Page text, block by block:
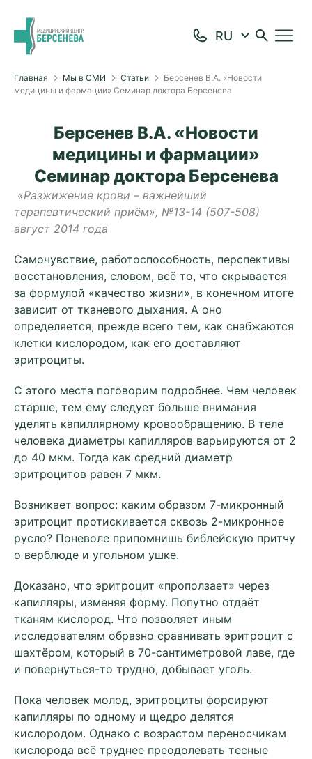
Главная Мы в СМИ Статьи
Берсенев В.А. «Новости
медицины и фармации» Семинар доктора Берсенева
Берсенев В.А. «Новости
медицины и фармации»
Семинар доктора Берсенева
«Разжижение крови – важнейший
терапевтический приём», №13-14 (507-508)
август 2014 года
Самочувствие, работоспособность, перспективы
восстановления, словом, всё то, что скрывается
за формулой «качество жизни», в конечном итоге
зависит от тканевого дыхания. А оно
определяется, прежде всего тем, как снабжаются
клетки кислородом, как его доставляют
эритроциты.
С этого места поговорим подробнее. Чем человек
старше, тем ему следует больше внимания
уделять капиллярному кровообращению. В теле
человека диаметры капилляров варьируются от 2
до 40 мкм. Тогда как средний диаметр
эритроцитов равен 7 мкм.
Возникает вопрос: каким образом 7-микронный
эритроцит протискивается сквозь 2-микронное
русло? Поневоле припомнишь библейскую притчу
о верблюде и угольном ушке.
Доказано, что эритроцит «проползает» через
капилляры, изменяя форму. Попутно отдаёт
тканям кислород. Что позволяет иным
исследователям образно сравнивать эритроцит с
шахтёром, который в 70-сантиметровой лаве, где
и повернуться-то трудно, добывает уголь.
Пока человек молод, эритроциты форсируют
капилляры по одному и щедро делятся
кислородом. Однако с возрастом переносчикам
кислорода всё труднее преодолевать тесные